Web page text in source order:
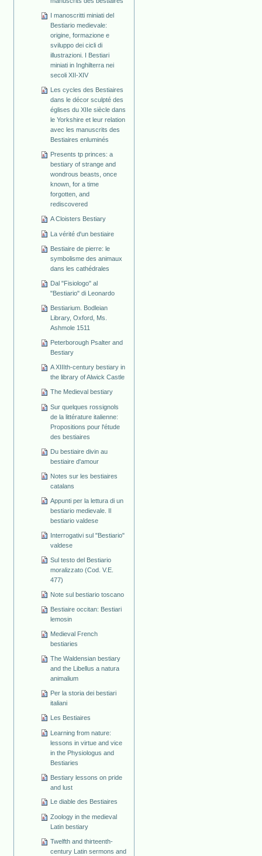
I manoscritti miniati del
Bestiario medievale:
origine, formazione e
sviluppo dei cicli di
illustrazioni. I Bestiari
miniati in Inghilterra nei
secoli XII-XIV
Les cycles des Bestiaires
dans le décor sculpté des
églises du XIIe siècle dans
le Yorkshire et leur relation
avec les manuscrits des
Bestiaires enluminés
Presents tp princes: a
bestiary of strange and
wondrous beasts, once
known, for a time
forgotten, and
rediscovered
A Cloisters Bestiary
La vérité d'un bestiaire
Bestiaire de pierre: le
symbolisme des animaux
dans les cathédrales
Dal "Fisiologo" al
"Bestiario" di Leonardo
Bestiarium. Bodleian
Library, Oxford, Ms.
Ashmole 1511
Peterborough Psalter and
Bestiary
A XIIIth-century bestiary in
the library of Alwick Castle
The Medieval bestiary
Sur quelques rossignols
de la littérature italienne:
Propositions pour l'étude
des bestiaires
Du bestiaire divin au
bestiaire d'amour
Notes sur les bestiaires
catalans
Appunti per la lettura di un
bestiario medievale. Il
bestiario valdese
Interrogativi sul "Bestiario"
valdese
Sul testo del Bestiario
moralizzato (Cod. V.E.
477)
Note sul bestiario toscano
Bestiaire occitan: Bestiari
lemosin
Medieval French
bestiaries
The Waldensian bestiary
and the Libellus a natura
animalium
Per la storia dei bestiari
italiani
Les Bestiaires
Learning from nature:
lessons in virtue and vice
in the Physiologus and
Bestiaries
Bestiary lessons on pride
and lust
Le diable des Bestiaires
Zoology in the medieval
Latin bestiary
Twelfth and thirteenth-
century Latin sermons and